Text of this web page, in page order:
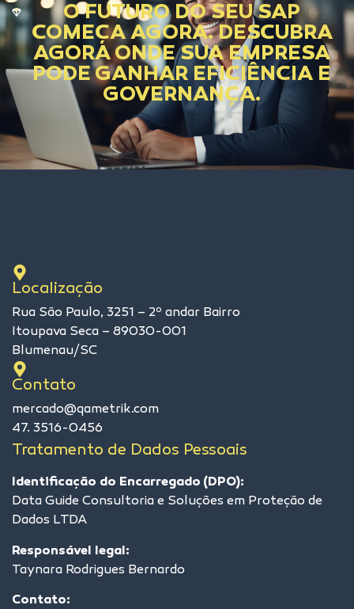
O FUTURO DO SEU SAP
COMEÇA AGORA. DESCUBRA
AGORA ONDE SUA EMPRESA
PODE GANHAR EFICIÊNCIA E
GOVERNANÇA.
Localização
Rua São Paulo, 3251 – 2º andar Bairro
Itoupava Seca – 89030-001
Blumenau/SC
Contato
mercado@qametrik.com
47. 3516-0456
Tratamento de Dados Pessoais
Identificação do Encarregado (DPO):
Data Guide Consultoria e Soluções em Proteção de
Dados LTDA
Responsável legal:
Taynara Rodrigues Bernardo
Contato: